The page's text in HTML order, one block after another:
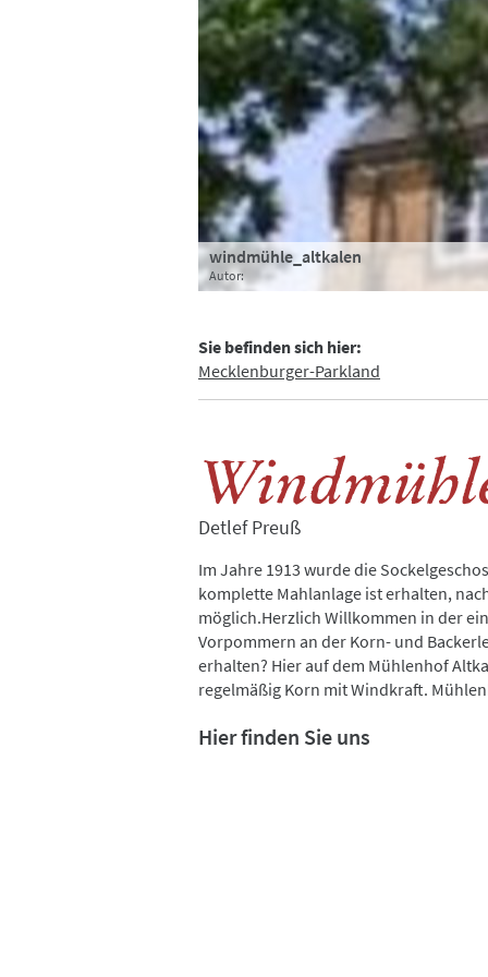
windmühle_altkalen
Autor:
Sie befinden sich hier:
Mecklenburger-Parkland
Detlef Preuß
Im Jahre 1913 wurde die
komplette Mahlanlage ist erhalten,
möglich.Herzlich Willkommen in der
Vorpommern an der Korn- und
erhalten? Hier auf dem Mühlenhof
regelmäßig Korn mit Windkraft.
Hier finden Sie uns